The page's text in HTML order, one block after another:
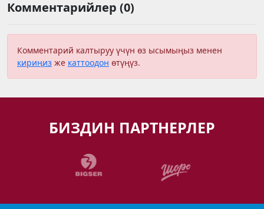
Комментарийлер (0)
Комментарий калтыруу үчүн өз ысымыңыз менен
кириңиз же каттоодон өтүңүз.
БИЗДИН ПАРТНЕРЛЕР